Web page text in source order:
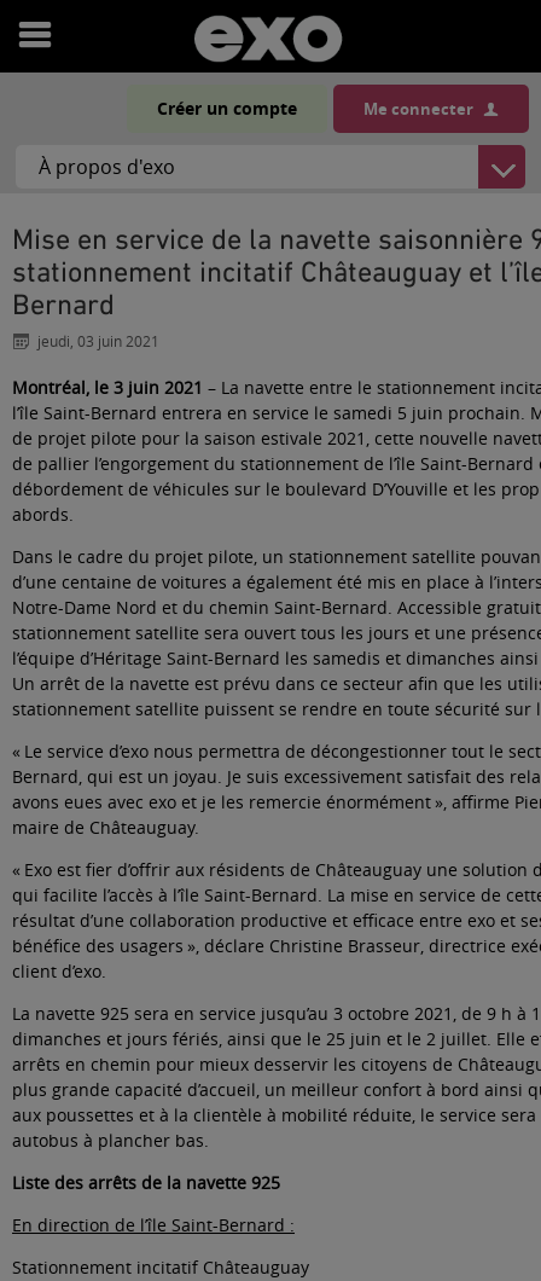
Ouvrir
menu
Créer un compte Me connecter
Mise en service de la navette saisonnière 925 entre le
stationnement incitatif Châteauguay et
Bernard
jeudi, 03 juin 2021
Montréal, le 3 juin 2021 – La navette entre le stationnement
l’île Saint-Bernard entrera en service le samedi 5 juin prochain.
de projet pilote pour la saison estivale 2021, cette nouvelle
de pallier l’engorgement du stationnement de l’île Saint-
débordement de véhicules sur le boulevard D’Youville et les
abords.
Dans le cadre du projet pilote, un stationnement satellite
d’une centaine de voitures a également été mis en place à
Notre-Dame Nord et du chemin Saint-Bernard. Accessible
stationnement satellite sera ouvert tous les jours et une
l’équipe d’Héritage Saint-Bernard les samedis et dimanches
Un arrêt de la navette est prévu dans ce secteur afin que les
stationnement satellite puissent se rendre en toute sécurité sur
« Le service d’exo nous permettra de décongestionner tout le
Bernard, qui est un joyau. Je suis excessivement satisfait des
avons eues avec exo et je les remercie énormément », affirme
maire de Châteauguay.
« Exo est fier d’offrir aux résidents de Châteauguay une
qui facilite l’accès à l’île Saint-Bernard. La mise en service de
résultat d’une collaboration productive et efficace entre exo et
bénéfice des usagers », déclare Christine Brasseur, directrice
client d’exo.
La navette 925 sera en service jusqu’au 3 octobre 2021, de 9 h à
dimanches et jours fériés, ainsi que le 25 juin et le 2 juillet. Elle
arrêts en chemin pour mieux desservir les citoyens de
plus grande capacité d’accueil, un meilleur confort à bord ainsi
aux poussettes et à la clientèle à mobilité réduite, le service
autobus à plancher bas.
Liste des arrêts de la navette 925
En direction de l’île Saint-Bernard :
Stationnement incitatif Châteauguay